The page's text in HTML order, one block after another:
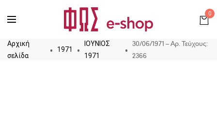
0
Αρχική
σελίδα
1971
ΙΟΥΝΙΟΣ
1971
30/06/1971 – Αρ. Τεύχους:
2366